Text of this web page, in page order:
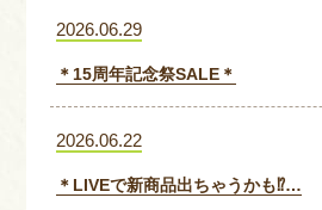
2026.06.29
＊15周年記念祭SALE＊
2026.06.22
＊LIVEで新商品出ちゃうかも⁉…